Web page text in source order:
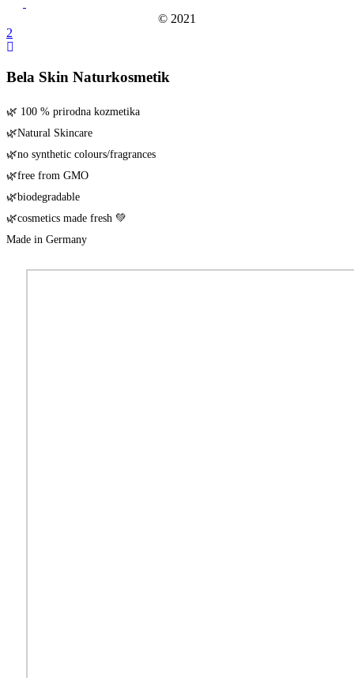
© 2021
Bela Skin Naturkosmetik
🌿 100 % pri­rod­na kozmetika
🌿Natu­ral Skincare
🌿no syn­the­tic colours/​fragrances
🌿free from GMO
🌿biode­gra­da­ble
🌿cos­me­tics made fresh 💚
Made in Germany